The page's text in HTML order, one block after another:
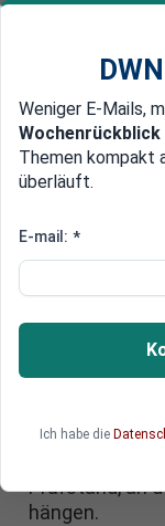
Newsticker
Edelmetalle
Baltische
Ostflanke
Eine Drohne
kurz darauf
auf eine
NATO-
Prüfstand, an
hängen.
Weniger E-Mails,
Wochenrückblick
Themen kompakt
überläuft.
E-mail: *
Ich habe die